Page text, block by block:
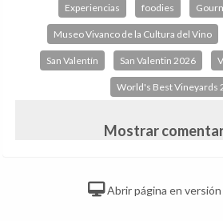
Experiencias foodies
Museo Vivanco de la Cultura del Vino
San Valentín San Valentin 2026
World's Best Vineyards
Mostrar
Abrir página en